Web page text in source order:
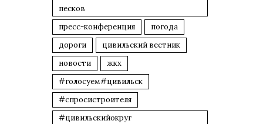
песков
пресс-конференция
погода
дороги
цивильский вестник
новости
жкх
#голосуем#цивильск
#спросистроителя
#цивильскийокруг